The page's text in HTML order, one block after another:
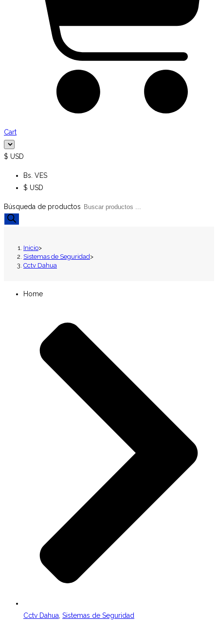
Cart
$ USD
Bs. VES
$ USD
Búsqueda de productos
Inicio>
Sistemas de Seguridad>
Cctv Dahua
Home
Cctv Dahua, Sistemas de Seguridad